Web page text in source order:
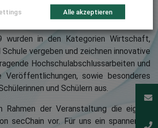
für Digitalisierung Dorothee Bär zum
denkt Deutschland?“ eingeläutet wurde.
wurden in den Kategorien Wirtschaft,
vergeben und zeichnen innovative
Hochschulabschlussarbeiten und
Veröffentlichungen, sowie besonderes
und Schülern aus.
der Veranstaltung die eigene
secChain vor. Für uns ein spannender
Alle akzeptieren